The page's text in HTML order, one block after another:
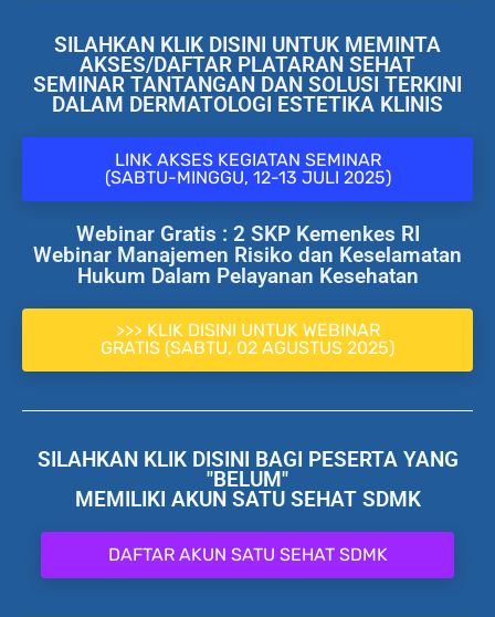
SILAHKAN KLIK DISINI UNTUK MEMINTA
AKSES/DAFTAR PLATARAN SEHAT
SEMINAR TANTANGAN DAN SOLUSI TERKINI
DALAM DERMATOLOGI ESTETIKA KLINIS
LINK AKSES KEGIATAN SEMINAR
(SABTU-MINGGU, 12-13 JULI 2025)
Webinar Gratis : 2 SKP Kemenkes RI
Webinar Manajemen Risiko dan Keselamatan
Hukum Dalam Pelayanan Kesehatan
>>> KLIK DISINI UNTUK WEBINAR
GRATIS (SABTU, 02 AGUSTUS 2025)
SILAHKAN KLIK DISINI BAGI PESERTA YANG
"BELUM"
MEMILIKI AKUN SATU SEHAT SDMK
DAFTAR AKUN SATU SEHAT SDMK